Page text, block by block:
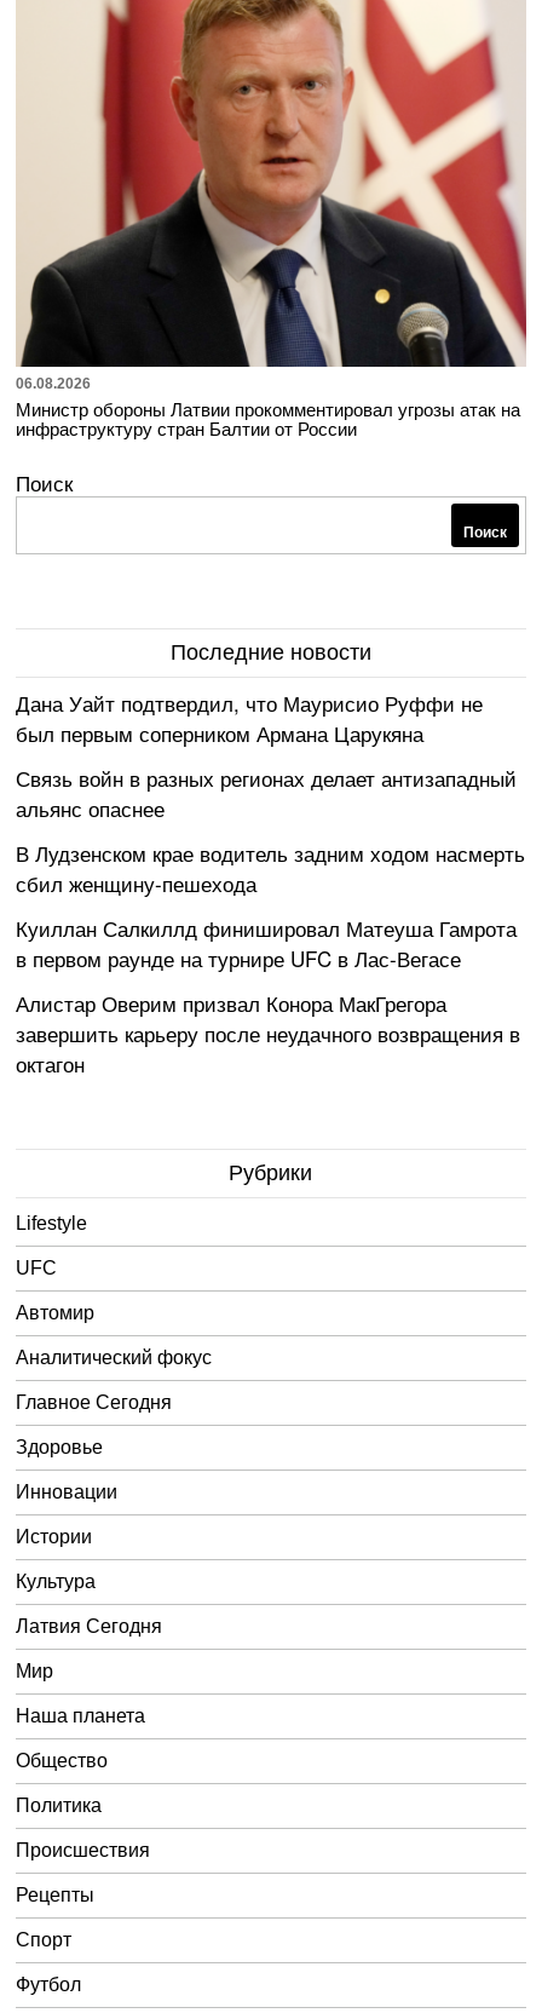
06.08.2026
Министр обороны Латвии прокомментировал угрозы атак на
инфраструктуру стран Балтии от России
Поиск
Поиск
Последние новости
Дана Уайт подтвердил, что Маурисио Руффи не
был первым соперником Армана Царукяна
Связь войн в разных регионах делает антизападный
альянс опаснее
В Лудзенском крае водитель задним ходом насмерть
сбил женщину-пешехода
Куиллан Салкиллд финишировал Матеуша Гамрота
в первом раунде на турнире UFC в Лас-Вегасе
Алистар Оверим призвал Конора МакГрегора
завершить карьеру после неудачного возвращения в
октагон
Рубрики
Lifestyle
UFC
Автомир
Аналитический фокус
Главное Сегодня
Здоровье
Инновации
Истории
Культура
Латвия Сегодня
Мир
Наша планета
Общество
Политика
Происшествия
Рецепты
Спорт
Футбол